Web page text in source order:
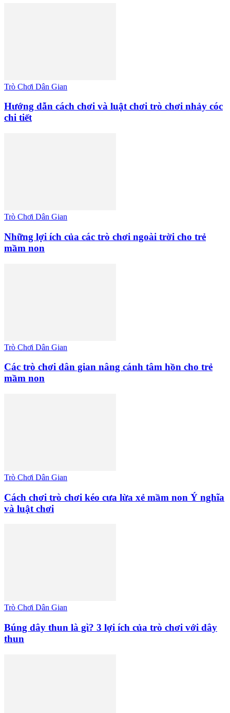
Trò Chơi Dân Gian
Hướng dẫn cách chơi và luật chơi trò chơi nhảy cóc
chi tiết
Trò Chơi Dân Gian
Những lợi ích của các trò chơi ngoài trời cho trẻ
mầm non
Trò Chơi Dân Gian
Các trò chơi dân gian nâng cánh tâm hồn cho trẻ
mầm non
Trò Chơi Dân Gian
Cách chơi trò chơi kéo cưa lừa xẻ mầm non Ý nghĩa
và luật chơi
Trò Chơi Dân Gian
Búng dây thun là gì? 3 lợi ích của trò chơi với dây
thun